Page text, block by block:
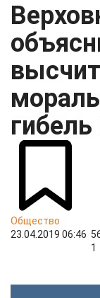
Общество
23.04.2019 06:46
1